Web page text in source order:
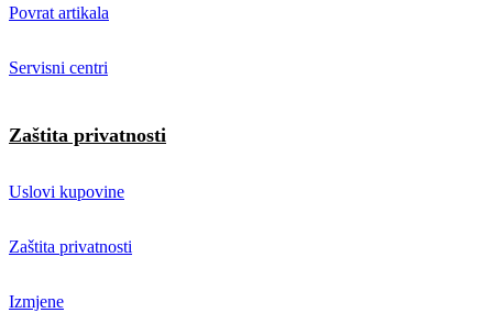
Povrat artikala
Servisni centri
Zaštita privatnosti
Uslovi kupovine
Zaštita privatnosti
Izmjene